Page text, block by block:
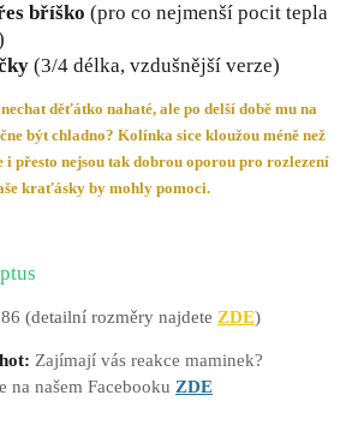
bříško (pro co nejmenší pocit tepla
(3/4 délka, vzdušnější verze)
děťátko nahaté, ale po delší době mu na
být chladno? Kolínka sice kloužou méně než
i přesto nejsou tak dobrou oporou pro rozlezení
kraťásky by mohly pomoci.
(detailní rozměry najdete ZDE)
Zajímají vás reakce maminek?
na našem Facebooku ZDE